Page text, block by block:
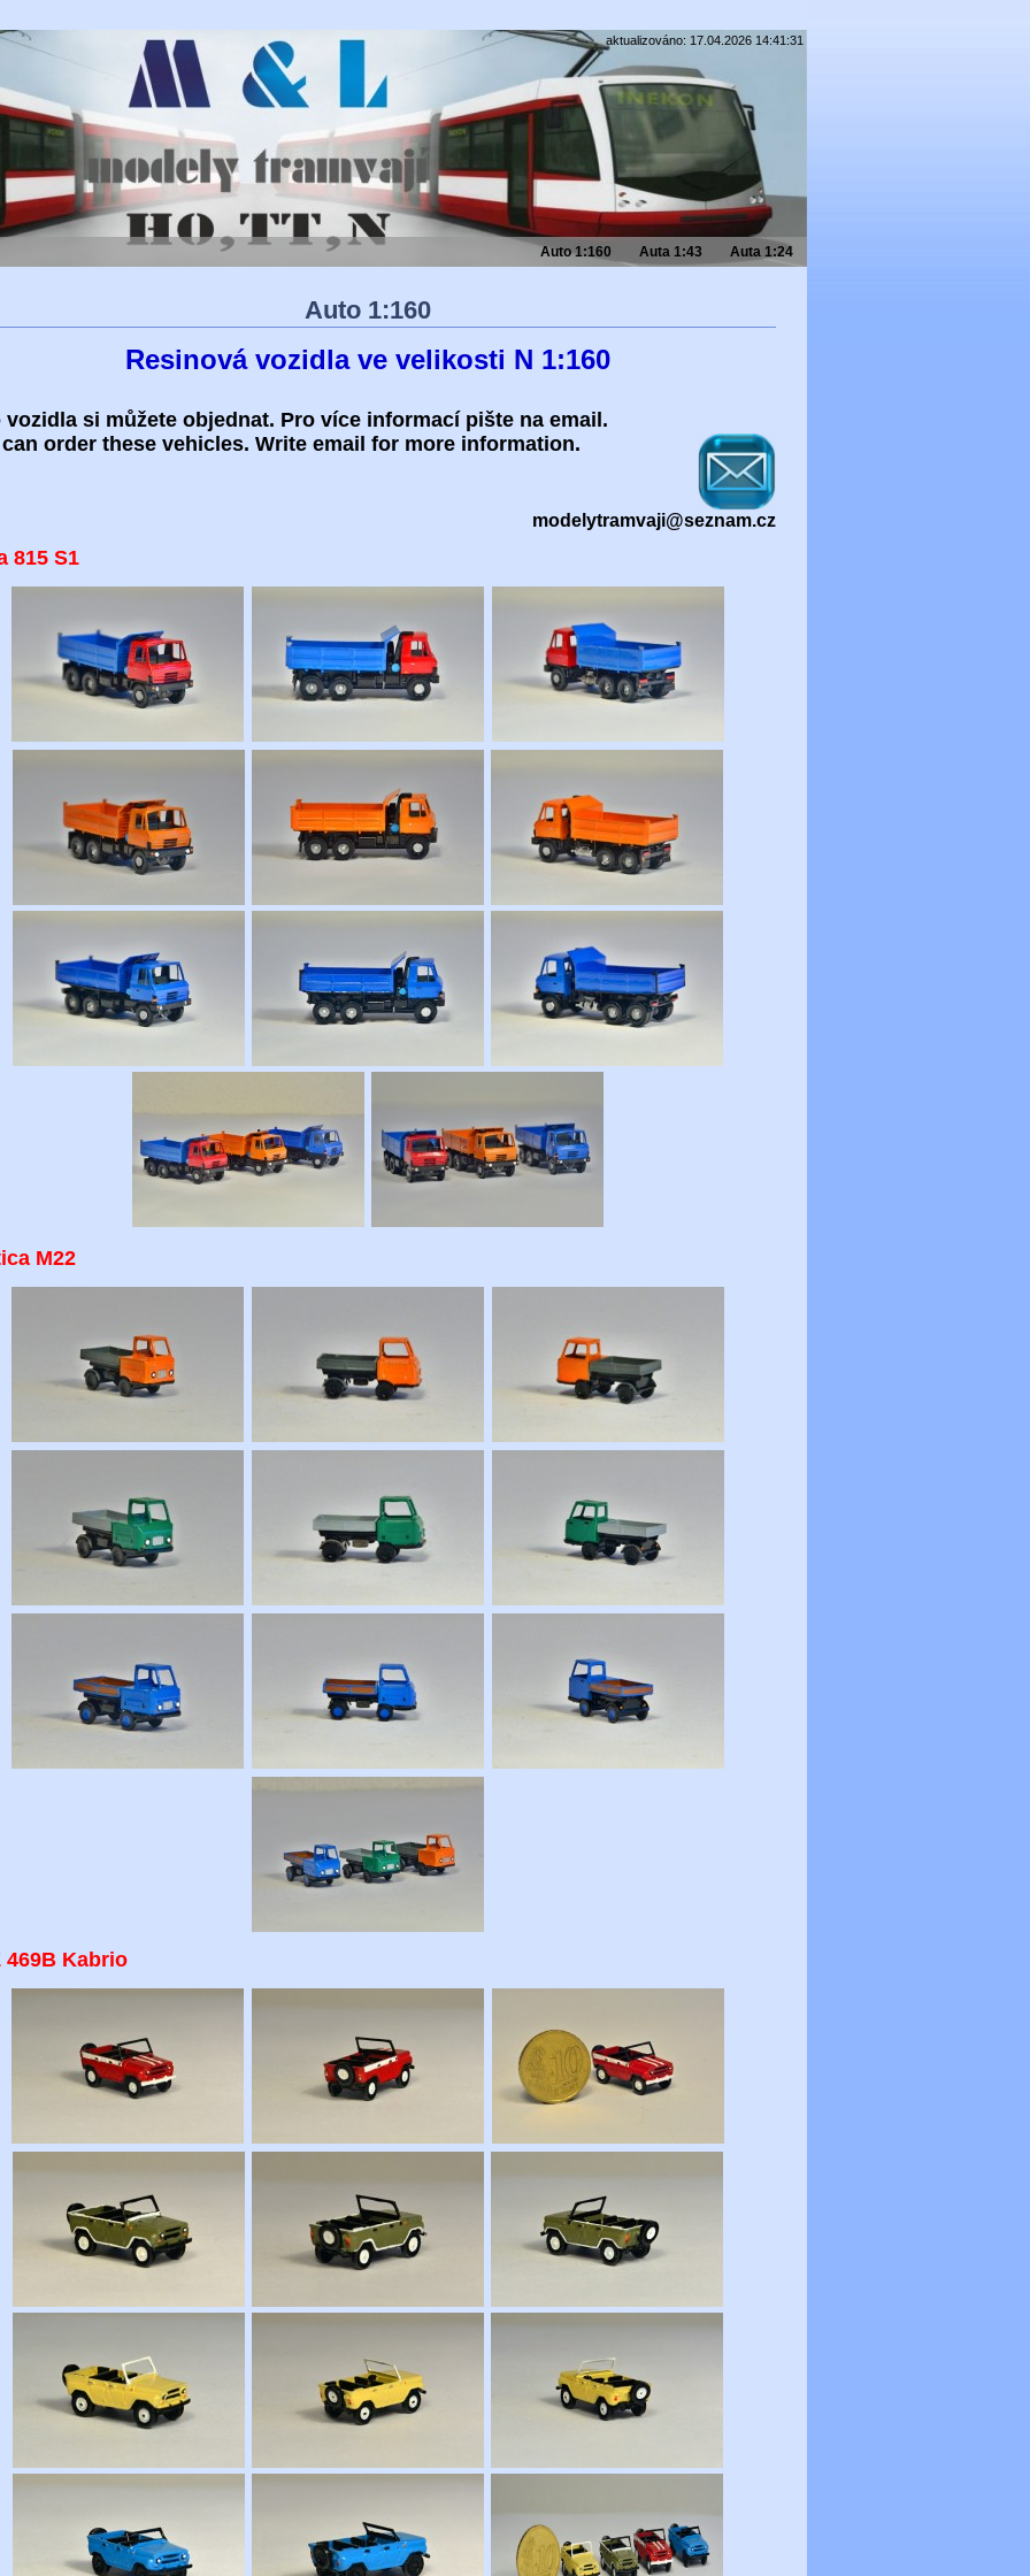
aktualizováno: 17.04.2026 14:41:31
Auta 1:24
Auta 1:43
Auto 1:160
Auto 1:160
Resinová vozidla ve velikosti N 1:160
vozidla si můžete objednat. Pro více informací pište na email.
order these vehicles. Write email for more information.
modelytramvaji@seznam.cz
815 S1
M22
469B Kabrio